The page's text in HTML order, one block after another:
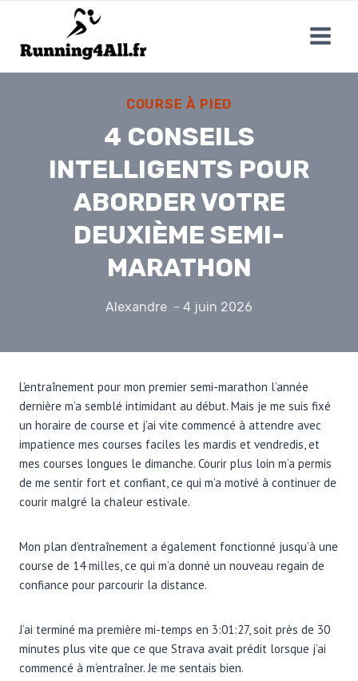
contenu
COURSE À PIED
4 CONSEILS
INTELLIGENTS POUR
ABORDER VOTRE
DEUXIÈME SEMI-
MARATHON
Alexandre 4 juin 2026
L’entraînement pour mon premier semi-marathon l’année
dernière m’a semblé intimidant au début. Mais je me suis fixé
un horaire de course et j’ai vite commencé à attendre avec
impatience mes courses faciles les mardis et vendredis, et
mes courses longues le dimanche. Courir plus loin m’a permis
de me sentir fort et confiant, ce qui m’a motivé à continuer de
courir malgré la chaleur estivale.
Mon plan d’entraînement a également fonctionné jusqu’à une
course de 14 milles, ce qui m’a donné un nouveau regain de
confiance pour parcourir la distance.
J’ai terminé ma première mi-temps en 3:01:27, soit près de 30
minutes plus vite que ce que Strava avait prédit lorsque j’ai
commencé à m’entraîner. Je me sentais bien.